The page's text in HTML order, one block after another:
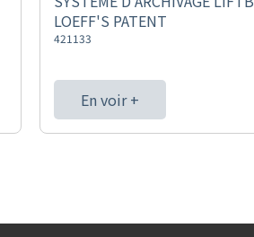
LOEFF'S PATENT
421133
En voir +